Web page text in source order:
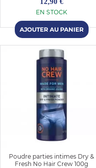
EN STOCK
Poudre parties intimes Dry &
Fresh No Hair Crew 100g